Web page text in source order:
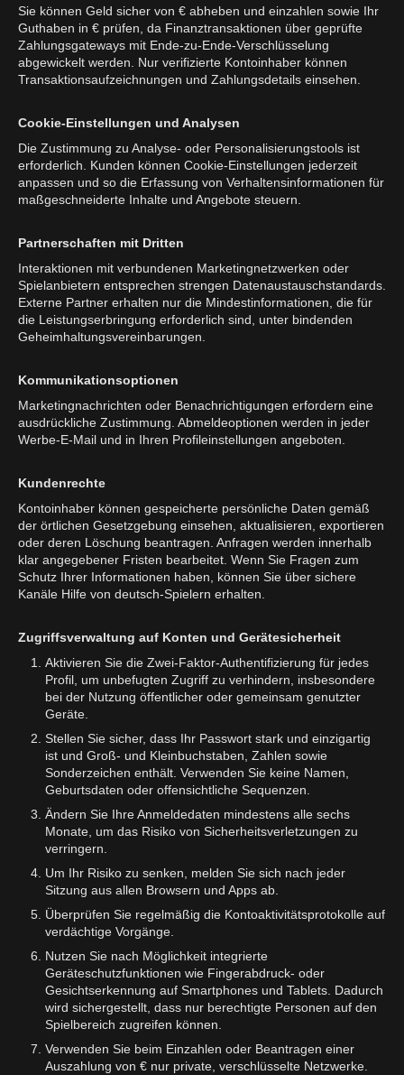
Sie können Geld sicher von € abheben und einzahlen sowie Ihr
Guthaben in € prüfen, da Finanztransaktionen über geprüfte
Zahlungsgateways mit Ende-zu-Ende-Verschlüsselung
abgewickelt werden. Nur verifizierte Kontoinhaber können
Transaktionsaufzeichnungen und Zahlungsdetails einsehen.
Cookie-Einstellungen und Analysen
Die Zustimmung zu Analyse- oder Personalisierungstools ist
erforderlich. Kunden können Cookie-Einstellungen jederzeit
anpassen und so die Erfassung von Verhaltensinformationen für
maßgeschneiderte Inhalte und Angebote steuern.
Partnerschaften mit Dritten
Interaktionen mit verbundenen Marketingnetzwerken oder
Spielanbietern entsprechen strengen Datenaustauschstandards.
Externe Partner erhalten nur die Mindestinformationen, die für
die Leistungserbringung erforderlich sind, unter bindenden
Geheimhaltungsvereinbarungen.
Kommunikationsoptionen
Marketingnachrichten oder Benachrichtigungen erfordern eine
ausdrückliche Zustimmung. Abmeldeoptionen werden in jeder
Werbe-E-Mail und in Ihren Profileinstellungen angeboten.
Kundenrechte
Kontoinhaber können gespeicherte persönliche Daten gemäß
der örtlichen Gesetzgebung einsehen, aktualisieren, exportieren
oder deren Löschung beantragen. Anfragen werden innerhalb
klar angegebener Fristen bearbeitet. Wenn Sie Fragen zum
Schutz Ihrer Informationen haben, können Sie über sichere
Kanäle Hilfe von deutsch-Spielern erhalten.
Zugriffsverwaltung auf Konten und Gerätesicherheit
Aktivieren Sie die Zwei-Faktor-Authentifizierung für jedes
Profil, um unbefugten Zugriff zu verhindern, insbesondere
bei der Nutzung öffentlicher oder gemeinsam genutzter
Geräte.
Stellen Sie sicher, dass Ihr Passwort stark und einzigartig
ist und Groß- und Kleinbuchstaben, Zahlen sowie
Sonderzeichen enthält. Verwenden Sie keine Namen,
Geburtsdaten oder offensichtliche Sequenzen.
Ändern Sie Ihre Anmeldedaten mindestens alle sechs
Monate, um das Risiko von Sicherheitsverletzungen zu
verringern.
Um Ihr Risiko zu senken, melden Sie sich nach jeder
Sitzung aus allen Browsern und Apps ab.
Überprüfen Sie regelmäßig die Kontoaktivitätsprotokolle auf
verdächtige Vorgänge.
Nutzen Sie nach Möglichkeit integrierte
Geräteschutzfunktionen wie Fingerabdruck- oder
Gesichtserkennung auf Smartphones und Tablets. Dadurch
wird sichergestellt, dass nur berechtigte Personen auf den
Spielbereich zugreifen können.
Verwenden Sie beim Einzahlen oder Beantragen einer
Auszahlung von € nur private, verschlüsselte Netzwerke.